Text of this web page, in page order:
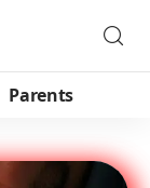
Parents